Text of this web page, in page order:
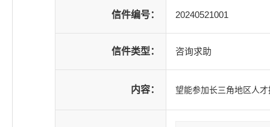
信件编号： 20240521001
信件类型： 咨询求助
内容： 望能参加长三角地区人